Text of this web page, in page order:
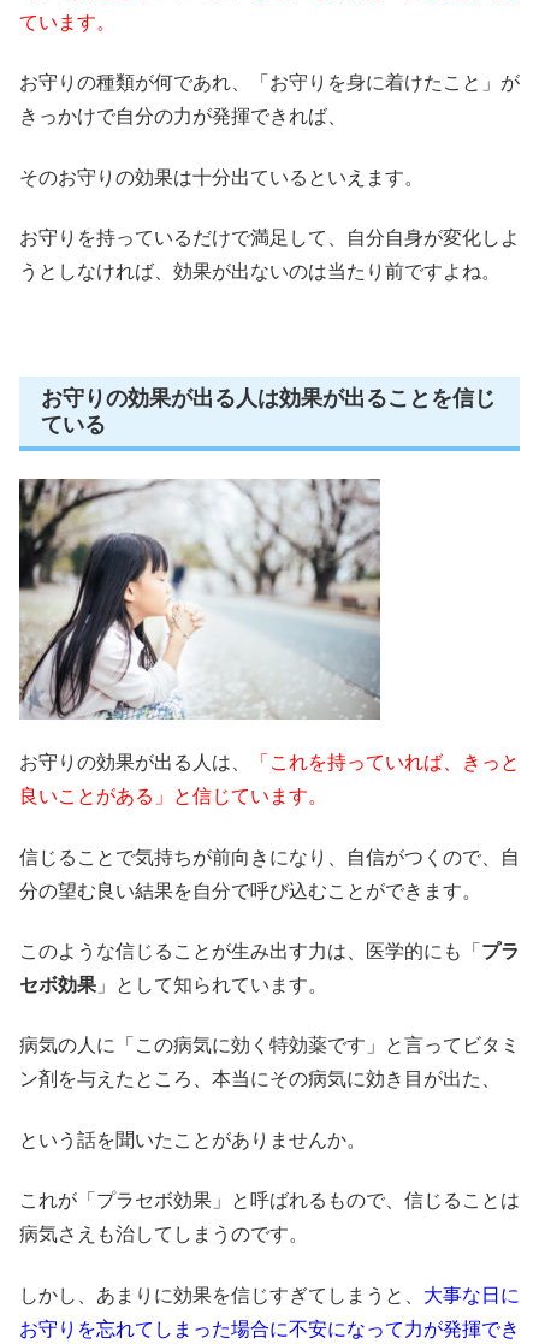
ています。
お守りの種類が何であれ、「お守りを身に着けたこと」が
きっかけで自分の力が発揮できれば、
そのお守りの効果は十分出ているといえます。
お守りを持っているだけで満足して、自分自身が変化しよ
うとしなければ、効果が出ないのは当たり前ですよね。
お守りの効果が出る人は効果が出ることを信じ
ている
お守りの効果が出る人は、
「これを持っていれば、きっと
良いことがある」と信じています。
信じることで気持ちが前向きになり、自信がつくので、自
分の望む良い結果を自分で呼び込むことができます。
このような信じることが生み出す力は、医学的にも「 プラ
セボ効果 」として知られています。
病気の人に「この病気に効く特効薬です」と言ってビタミ
ン剤を与えたところ、本当にその病気に効き目が出た、
という話を聞いたことがありませんか。
これが「プラセボ効果」と呼ばれるもので、信じることは
病気さえも治してしまうのです。
しかし、あまりに効果を信じすぎてしまうと、 大事な日に
お守りを忘れてしまった場合に不安になって力が発揮でき